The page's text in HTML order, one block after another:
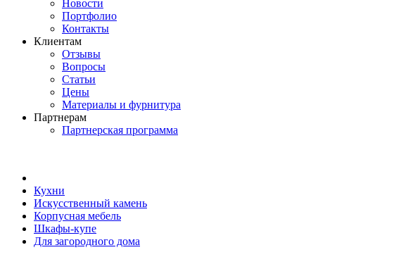
Новости
Портфолио
Контакты
Клиентам
Отзывы
Вопросы
Статьи
Цены
Материалы и фурнитура
Партнерам
Партнерская программа
Кухни
Искусственный камень
Корпусная мебель
Шкафы-купе
Для загородного дома